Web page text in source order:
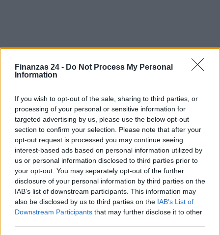
Finanzas 24 - Do Not Process My Personal
Information
If you wish to opt-out of the sale, sharing to third parties, or
processing of your personal or sensitive information for
targeted advertising by us, please use the below opt-out
section to confirm your selection. Please note that after your
opt-out request is processed you may continue seeing
interest-based ads based on personal information utilized by
us or personal information disclosed to third parties prior to
your opt-out. You may separately opt-out of the further
disclosure of your personal information by third parties on the
IAB’s list of downstream participants. This information may
also be disclosed by us to third parties on the IAB’s List of
Downstream Participants that may further disclose it to other
Sigue leyendo